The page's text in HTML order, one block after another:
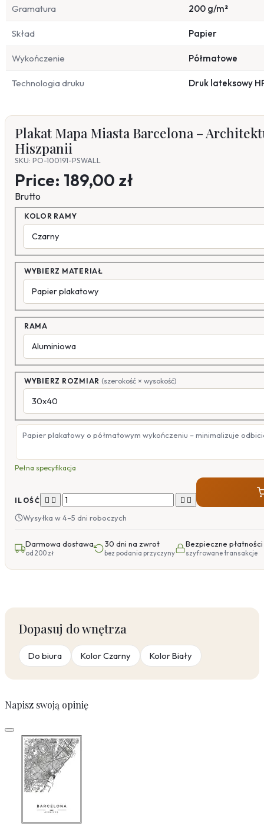
Gramatura 200 g/m²
Skład Papier
Wykończenie Półmatowe
Technologia druku Druk lateksowy
Plakat Mapa Miasta Barcelona –
Hiszpanii
SKU: PO-100191-PSWALL
Price: 189,00 zł
Brutto
KOLOR RAMY
WYBIERZ MATERIAŁ
RAMA
WYBIERZ ROZMIAR (szerokość × wysokość)
Papier plakatowy o półmatowym wykończeniu – minimalizuje
Pełna specyfikacja
ILOŚĆ    
Wysyłka w 4–5 dni roboczych
Darmowa dostawa
od 200 zł
30 dni na zwrot
bez podania przyczyny
Bezpieczne płatności
szyfrowane transakcje
Dopasuj do wnętrza
Do biura Kolor Czarny Kolor Biały
Napisz swoją opinię